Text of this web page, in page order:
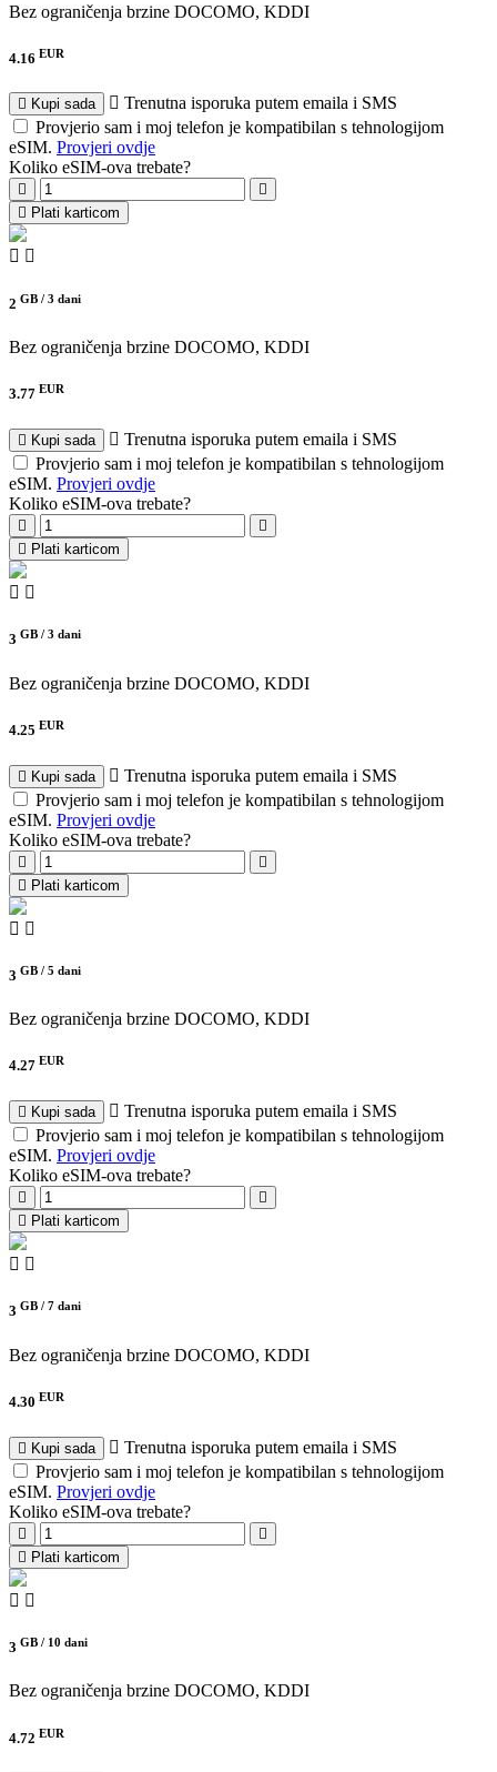
Bez ograničenja brzine DOCOMO, KDDI
4.16 EUR
Kupi sada
Trenutna isporuka putem emaila i SMS
Provjerio sam i moj telefon je kompatibilan s tehnologijom
eSIM. Provjeri ovdje
Koliko eSIM-ova trebate?
Plati karticom
2 GB / 3 dani
Bez ograničenja brzine DOCOMO, KDDI
3.77 EUR
Kupi sada
Trenutna isporuka putem emaila i SMS
Provjerio sam i moj telefon je kompatibilan s tehnologijom
eSIM. Provjeri ovdje
Koliko eSIM-ova trebate?
Plati karticom
3 GB / 3 dani
Bez ograničenja brzine DOCOMO, KDDI
4.25 EUR
Kupi sada
Trenutna isporuka putem emaila i SMS
Provjerio sam i moj telefon je kompatibilan s tehnologijom
eSIM. Provjeri ovdje
Koliko eSIM-ova trebate?
Plati karticom
3 GB / 5 dani
Bez ograničenja brzine DOCOMO, KDDI
4.27 EUR
Kupi sada
Trenutna isporuka putem emaila i SMS
Provjerio sam i moj telefon je kompatibilan s tehnologijom
eSIM. Provjeri ovdje
Koliko eSIM-ova trebate?
Plati karticom
3 GB / 7 dani
Bez ograničenja brzine DOCOMO, KDDI
4.30 EUR
Kupi sada
Trenutna isporuka putem emaila i SMS
Provjerio sam i moj telefon je kompatibilan s tehnologijom
eSIM. Provjeri ovdje
Koliko eSIM-ova trebate?
Plati karticom
3 GB / 10 dani
Bez ograničenja brzine DOCOMO, KDDI
4.72 EUR